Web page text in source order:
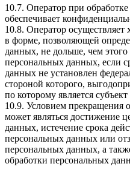
10.7. Оператор при
обеспечивает
10.8. Оператор
в форме, позволяющей
данных, не дольше, чем
персональных данных, если
данных не установлен
стороной которого,
по которому является
10.9. Условием прекращения
может являться достижение
данных, истечение срока
персональных данных или
персональных данных, а
обработки персональных